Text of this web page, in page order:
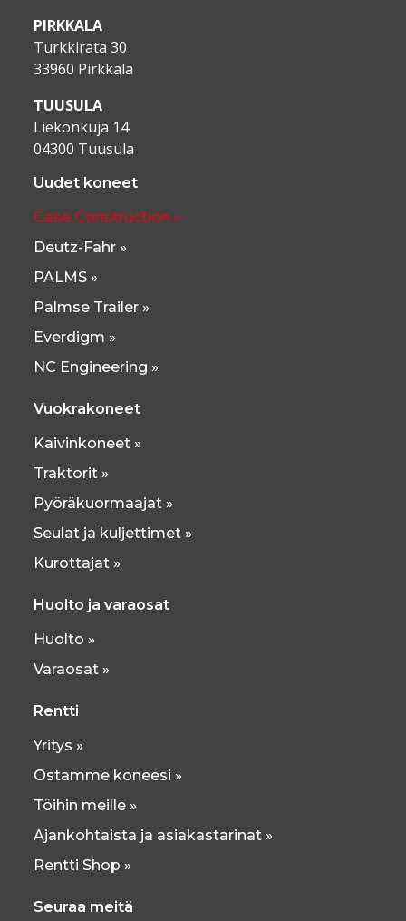
PIRKKALA
Turkkirata 30
33960 Pirkkala
TUUSULA
Liekonkuja 14
04300 Tuusula
Uudet koneet
Case Construction »
Deutz-Fahr »
PALMS »
Palmse Trailer »
Everdigm »
NC Engineering »
Vuokrakoneet
Kaivinkoneet »
Traktorit »
Pyöräkuormaajat »
Seulat ja kuljettimet »
Kurottajat »
Huolto ja varaosat
Huolto »
Varaosat »
Rentti
Yritys »
Ostamme koneesi »
Töihin meille »
Ajankohtaista ja asiakastarinat »
Rentti Shop »
Seuraa meitä